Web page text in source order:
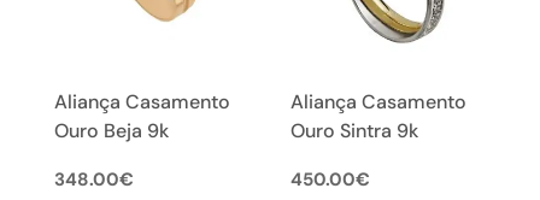
Aliança Casamento
Ouro Beja 9k
348.00€
Aliança Casamento
Ouro Sintra 9k
450.00€